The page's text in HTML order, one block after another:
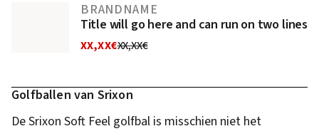
BRANDNAME
Title will go here and can run on two lines
XX,XX€XX,XX€
Golfballen van Srixon
De Srixon Soft Feel golfbal is misschien niet het